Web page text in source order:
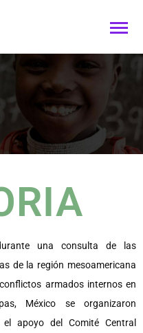
una consulta de las
de la región mesoamericana
armados internos en
México se organizaron
apoyo del Comité Central